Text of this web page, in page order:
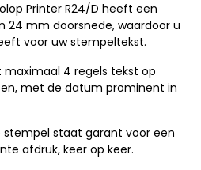
Printer R24/D heeft een
24 mm doorsnede, waardoor u
voor uw stempeltekst.
maximaal 4 regels tekst op
met de datum prominent in
stempel staat garant voor een
afdruk, keer op keer.